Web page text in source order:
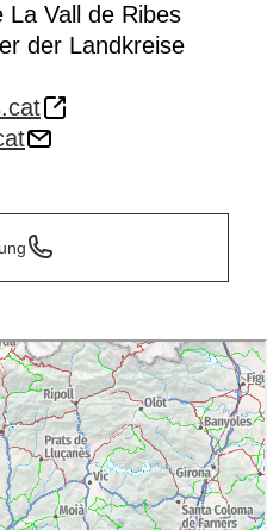
La Vall de Ribes
der Landkreise